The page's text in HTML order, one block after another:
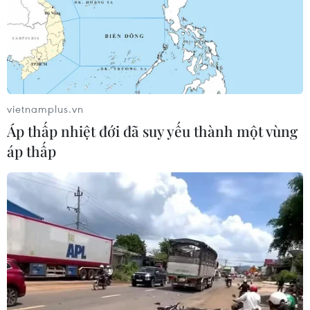
vietnamplus.vn
Áp thấp nhiệt đới đã suy yếu thành một vùng
áp thấp